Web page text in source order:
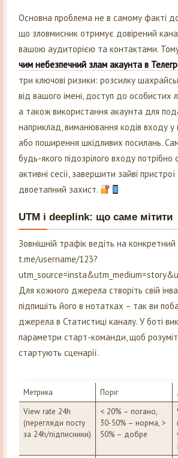
Основна проблема не в самому факті
що зловмисник отримує довірений
вашою аудиторією та контактами.
чим небезпечний злам акаунта в
три ключові ризики: розсилку
від вашого імені, доступ до особистих
а також використання акаунта для
наприклад, виманювання кодів входу у
або поширення шкідливих посилань.
будь-якого підозрілого входу потрібно
активні сесії, завершити зайві
двоетапний захист.
UTM і deeplink: що саме мітити
Зовнішній трафік ведіть на конкретний
t.me/username/123?
Для кожного джерела створіть свій
підпишіть його в нотатках – так ви
джерела в Статистиці каналу. У боті
параметри старт-команди, щоб
стартують сценарії.
Метрика Поріг
View rate 24h
(перегляди посту
за 24h/підписники)
< 20% – погано,
30-50% – норма, >
50% – добре